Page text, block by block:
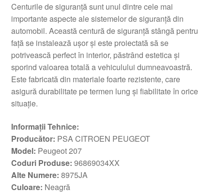
Centurile de siguranță sunt unul dintre cele mai
importante aspecte ale sistemelor de siguranță din
automobil. Această centură de siguranță stângă pentru
față se instalează ușor și este proiectată să se
potrivească perfect în interior, păstrând estetica și
sporind valoarea totală a vehiculului dumneavoastră.
Este fabricată din materiale foarte rezistente, care
asigură durabilitate pe termen lung și fiabilitate în orice
situație.
Informații Tehnice:
Producător: PSA CITROEN PEUGEOT
Model: Peugeot 207
Coduri Produse: 96869034XX
Alte Numere: 8975JA
Culoare: Neagră